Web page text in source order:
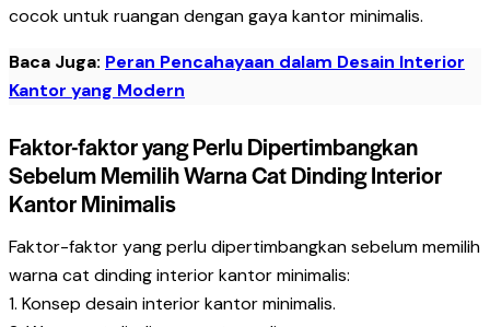
cocok untuk ruangan dengan gaya kantor minimalis.
Baca Juga: Peran Pencahayaan dalam Desain Interior
Kantor yang Modern
Faktor-faktor yang Perlu Dipertimbangkan
Sebelum Memilih Warna Cat Dinding Interior
Kantor Minimalis
Faktor-faktor yang perlu dipertimbangkan sebelum memilih
warna cat dinding interior kantor minimalis:
1. Konsep desain interior kantor minimalis.